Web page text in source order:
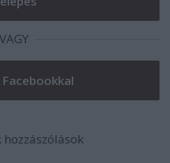
VAGY
hozzászólások